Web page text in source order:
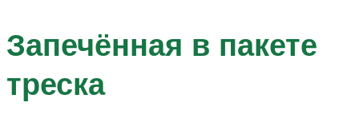
Запечённая в пакете
треска